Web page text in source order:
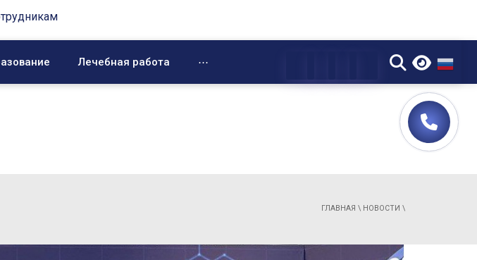
Лечебная работа ⋯ ▼
ГЛАВНАЯ \ НОВОСТИ \